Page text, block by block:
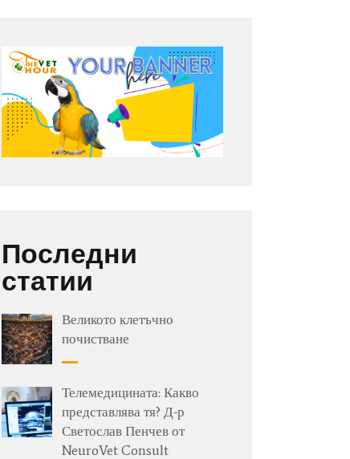
Последни
статии
Великото клетъчно
почистване
Телемедицината: Какво
представлява тя? Д-р
Светослав Пенчев от
NeuroVet Consult